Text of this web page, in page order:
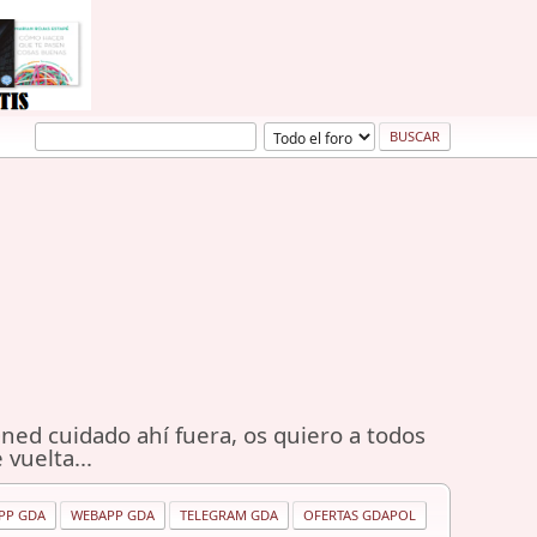
cuidado ahí fuera, os quiero a todos
vuelta...
GDA WEBAPP GDA TELEGRAM GDA OFERTAS GDAPOL